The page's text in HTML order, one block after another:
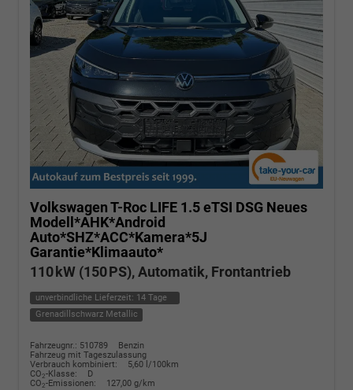
Volkswagen T-Roc LIFE 1.5 eTSI DSG Neues
Modell*AHK*Android
Auto*SHZ*ACC*Kamera*5J
Garantie*Klimaauto*
110 kW (150 PS), Automatik, Frontantrieb
unverbindliche Lieferzeit: 14 Tage
Grenadillschwarz Metallic
Fahrzeugnr.: 510789
Benzin
Fahrzeug mit Tageszulassung
Verbrauch kombiniert:
5,60 l/100km
CO2-Klasse:
D
CO2-Emissionen: 127,00 g/km